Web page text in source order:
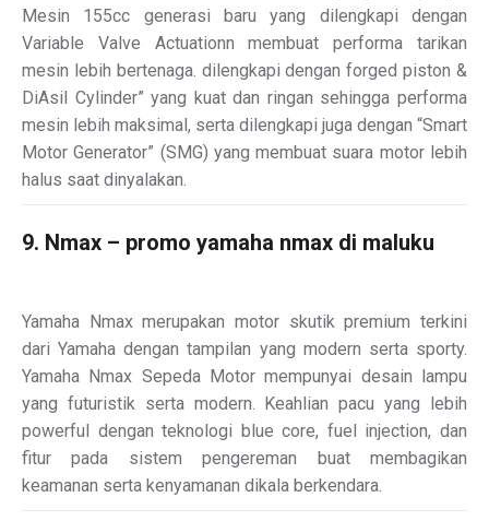
Mesin 155cc generasi baru yang dilengkapi dengan
Variable Valve Actuationn membuat performa tarikan
mesin lebih bertenaga. dilengkapi dengan forged piston &
DiAsil Cylinder” yang kuat dan ringan sehingga performa
mesin lebih maksimal, serta dilengkapi juga dengan “Smart
Motor Generator” (SMG) yang membuat suara motor lebih
halus saat dinyalakan.
9. Nmax – promo yamaha nmax di maluku
Yamaha Nmax merupakan motor skutik premium terkini
dari Yamaha dengan tampilan yang modern serta sporty.
Yamaha Nmax Sepeda Motor mempunyai desain lampu
yang futuristik serta modern. Keahlian pacu yang lebih
powerful dengan teknologi blue core, fuel injection, dan
fitur pada sistem pengereman buat membagikan
keamanan serta kenyamanan dikala berkendara.